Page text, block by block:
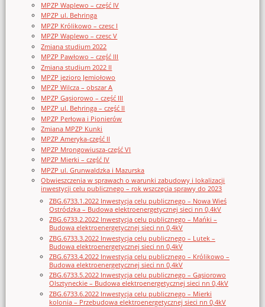
MPZP Waplewo – część IV
MPZP ul. Behringa
MPZP Królikowo – czesc I
MPZP Waplewo – czesc V
Zmiana studium 2022
MPZP Pawłowo – część III
Zmiana studium 2022 II
MPZP jezioro Jemiołowo
MPZP Wilcza – obszar A
MPZP Gąsiorowo – część III
MPZP ul. Behringa – część II
MPZP Perłowa i Pionierów
Zmiana MPZP Kunki
MPZP Ameryka-część II
MPZP Mrongowiusza-część VI
MPZP Mierki – część IV
MPZP ul. Grunwaldzka i Mazurska
Obwieszczenia w sprawach o warunki zabudowy i lokalizacji
inwestycji celu publicznego – rok wszczęcia sprawy do 2023
ZBG.6733.1.2022 Inwestycja celu publicznego – Nowa Wieś
Ostródzka – Budowa elektroenergetycznej sieci nn 0,4kV
ZBG.6733.2.2022 Inwestycja celu publicznego – Mańki –
Budowa elektroenergetycznej sieci nn 0,4kV
ZBG.6733.3.2022 Inwestycja celu publicznego – Lutek –
Budowa elektroenergetycznej sieci nn 0,4kV
ZBG.6733.4.2022 Inwestycja celu publicznego – Królikowo –
Budowa elektroenergetycznej sieci nn 0,4kV
ZBG.6733.5.2022 Inwestycja celu publicznego – Gąsiorowo
Olsztyneckie – Budowa elektroenergetycznej sieci nn 0,4kV
ZBG.6733.6.2022 Inwestycja celu publicznego – Mierki
kolonia – Przebudowa elektroenergetycznej sieci nn 0,4kV